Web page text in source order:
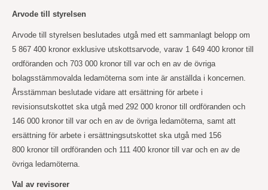
Arvode till styrelsen
Arvode till styrelsen beslutades utgå med ett sammanlagt belopp om
5 867 400 kronor exklusive utskottsarvode, varav 1 649 400 kronor till
ordföranden och 703 000 kronor till var och en av de övriga
bolagsstämmovalda ledamöterna som inte är anställda i koncernen.
Årsstämman beslutade vidare att ersättning för arbete i
revisionsutskottet ska utgå med 292 000 kronor till ordföranden och
146 000 kronor till var och en av de övriga ledamöterna, samt att
ersättning för arbete i ersättningsutskottet ska utgå med 156
800 kronor till ordföranden och 111 400 kronor till var och en av de
övriga ledamöterna.
Val av revisorer